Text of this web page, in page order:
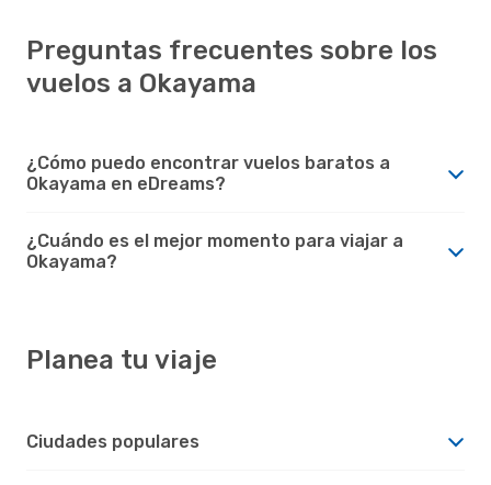
Preguntas frecuentes sobre los
vuelos a Okayama
¿Cómo puedo encontrar vuelos baratos a
Okayama en eDreams?
¿Cuándo es el mejor momento para viajar a
Okayama?
Planea tu viaje
Ciudades populares